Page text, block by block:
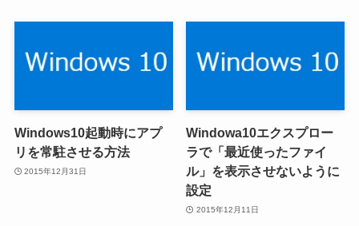
Windows10起動時にアプ
リを常駐させる方法
2015年12月31日
Windowa10エクスプロー
ラで「最近使ったファイ
ル」を表示させないように
設定
2015年12月11日